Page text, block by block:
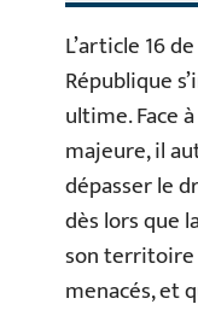
L’article 16
République
ultime. Face
majeure, il
dépasser le
dès lors que
son
menacés, et